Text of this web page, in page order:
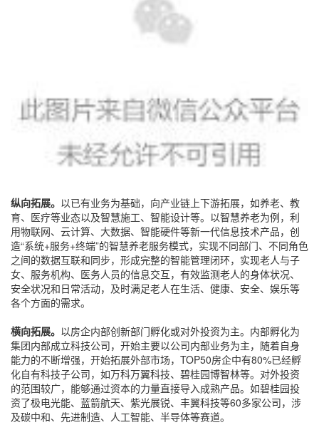
纵向拓展。 以已有业务为基础，向产业链上下游拓展，如养老、教
育、医疗等业态以及智慧施工、智能设计等。以智慧养老为例，利
用物联网、云计算、大数据、智能硬件等新一代信息技术产品，创
造“系统+服务+终端”的智慧养老服务模式，实现不同部门、不同角色
之间的数据互联和同步，形成完整的智能管理闭环，实现老人与子
女、服务机构、医务人员的信息交互，有效监测老人的身体状况、
安全状况和日常活动，及时满足老人在生活、健康、安全、娱乐等
各个方面的需求。
横向拓展。 以房企内部创新部门孵化或对外投资为主。内部孵化为
集团内部成立科技公司，开始主要以公司内部业务为主，随着自身
能力的不断增强，开始拓展外部市场，TOP50房企中有80%已经孵
化自有科技子公司，如万科万翼科技、碧桂园博智林等。对外投资
的范围较广，能够通过资本的力量直接导入成熟产品。如碧桂园投
资了极电光能、蓝箭航天、紫光展锐、丰翼科技等60多家公司，涉
及碳中和、先进制造、人工智能、半导体等赛道。